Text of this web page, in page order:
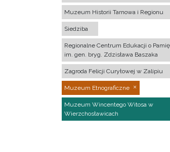
Muzeum Historii Tarnowa i Regionu
Siedziba
Regionalne Centrum Edukacji o
im. gen. bryg. Zdzisława Baszaka
Zagroda Felicji Curyłowej w Zalipiu
Muzeum Etnograficzne
Muzeum Wincentego Witosa w
Wierzchosławicach